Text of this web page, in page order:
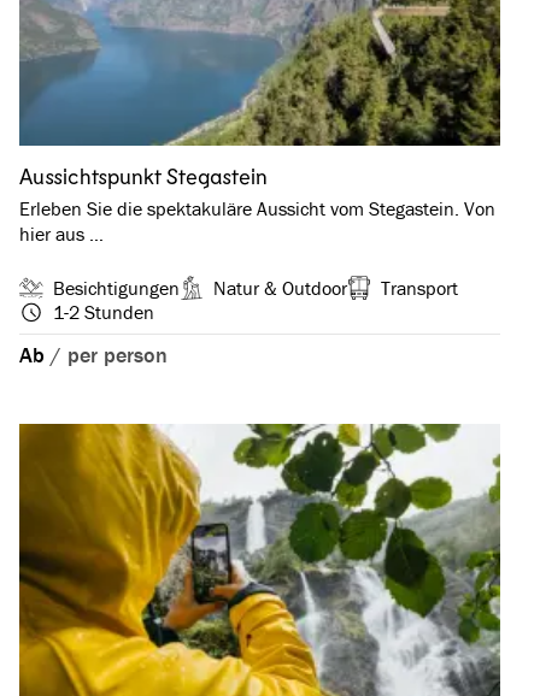
Aussichtspunkt Stegastein
Erleben Sie die spektakuläre Aussicht vom Stegastein. Von
hier aus …
Besichtigungen Natur & Outdoor
Transport
1-2 Stunden
Ab / per person